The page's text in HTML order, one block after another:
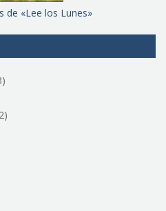
de «Lee los Lunes»